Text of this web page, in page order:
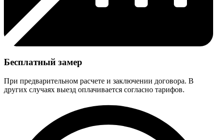
Бесплатный замер
При предварительном расчете и заключении договора. В
других случаях выезд оплачивается согласно тарифов.